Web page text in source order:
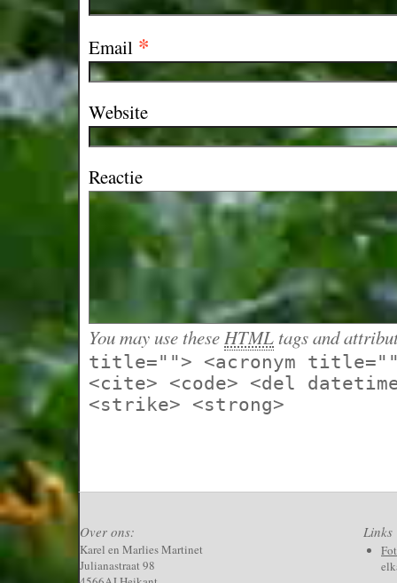
Email *
Website
Reactie
You may use theseHTML tags and
title=""> <acronym
<cite> <code> <del
<strike> <strong>
Over ons:
Karel en Marlies Martinet
Julianastraat 98
Links